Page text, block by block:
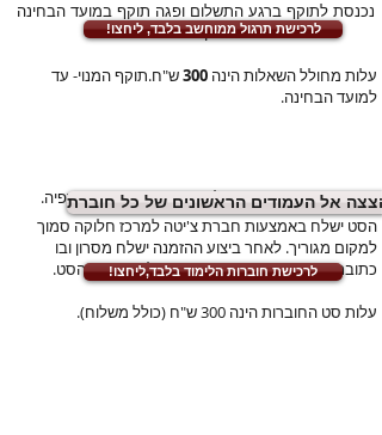
נכנסת לתוקף ברגע התשלום ופגה תוקף במועד הבחינה
הקרובה.
עלות מחולל השאלות הינה 300ש"ח.תוקף המנוי- עד
למועד הבחינה.
בנוסף, ישנוסט חוברותלמכירה בתחום הפיזיותרפיה.
הסט ישלח באמצעות חברת צ'יטה למרכז חלוקה סמוך
למקום מגוריך. לאחר ביצוע ההזמנה ישלח מסרון ובו
כתובת מרכז האיסוף ממנו תתבקש לאסוף את הסט.
עלות סט החוברות הינה 300
ש"ח (כולל משלוח).
הצצה אל העמודים הראשונים של כל חוברת
!לרכישת חוברות הלימוד בלבד,ליחצו
!לרכישת תרגול ממוחשב בלבד, ליחצו